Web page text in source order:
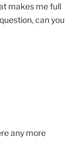
makes me full
can you
any more